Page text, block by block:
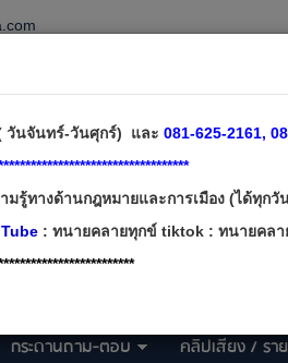
กระดานถาม-ตอบ คลิปเสียง / รา
วันจันทร์-วันศุกร์) และ 081-625-2161,
มรู้ทางด้านกฎหมายและการเมือง (ได้ทุกวั
Tube: ทนายคลายทุกข์ tiktok : ทนายคล